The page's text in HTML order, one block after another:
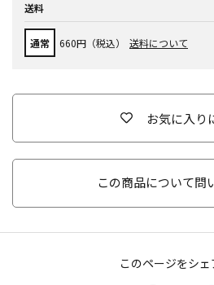
送料
通常 660円（税込） 送料について
お気に入り
この商品について問
このページをシェ